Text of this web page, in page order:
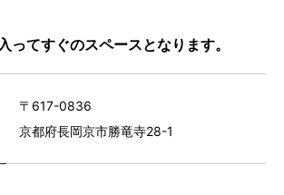
ってすぐのスペースとなります。
〒617-0836
京都府長岡京市勝竜寺28-1